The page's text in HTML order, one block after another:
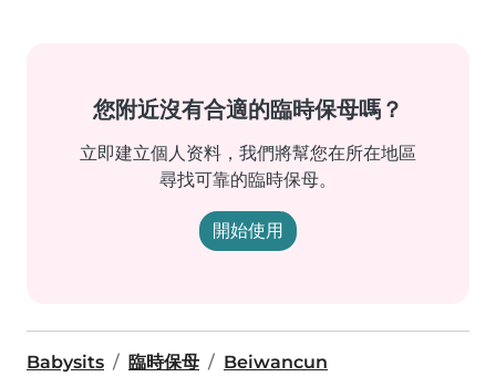
您附近沒有合適的臨時保母嗎？
立即建立個人资料，我們將幫您在所在地區
尋找可靠的臨時保母。
開始使用
Babysits 臨時保母 Beiwancun